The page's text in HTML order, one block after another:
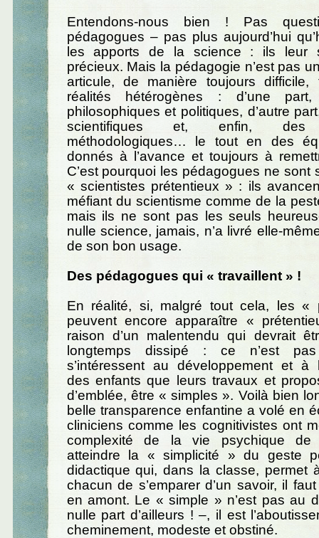
Entendons-nous bien ! Pas
pédagogues – pas plus aujourd’hui
les apports de la science : ils leur
précieux. Mais la pédagogie n’est pas
articule, de manière toujours
réalités hétérogènes : d’une
philosophiques et politiques, d’autre
scientifiques et, enfin, des
méthodologiques… le tout en des
donnés à l’avance et toujours à
C’est pourquoi les pédagogues ne sont
« scientistes prétentieux » : ils
méfiant du scientisme comme de la
mais ils ne sont pas les seuls
nulle science, jamais, n’a livré elle-
de son bon usage.
Des pédagogues qui « travaillent » !
En réalité, si, malgré tout cela, les «
peuvent encore apparaître «
raison d’un malentendu qui devrait
longtemps dissipé : ce n’est pas
s’intéressent au développement et à
des enfants que leurs travaux et
d’emblée, être « simples ». Voilà bien
belle transparence enfantine a volé en
cliniciens comme les cognitivistes ont
complexité de la vie psychique de
atteindre la « simplicité » du geste
didactique qui, dans la classe, permet
chacun de s’emparer d’un savoir, il
en amont. Le « simple » n’est pas au
nulle part d’ailleurs ! –, il est
cheminement, modeste et obstiné.